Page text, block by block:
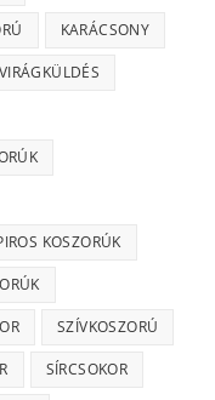
KARÁCSONY
KOSZORÚK
SZÍVKOSZORÚ
SÍRCSOKOR